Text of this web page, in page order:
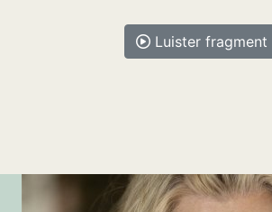
Luister fragment